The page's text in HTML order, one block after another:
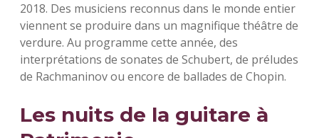
2018. Des musiciens reconnus dans le monde entier
viennent se produire dans un magnifique théâtre de
verdure. Au programme cette année, des
interprétations de sonates de Schubert, de préludes
de Rachmaninov ou encore de ballades de Chopin.
Les nuits de la guitare à